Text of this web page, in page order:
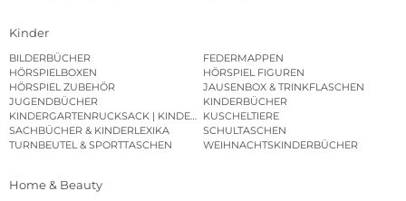
Kinder
BILDERBÜCHER
FEDERMAPPEN
HÖRSPIELBOXEN
HÖRSPIEL FIGUREN
HÖRSPIEL ZUBEHÖR
JAUSENBOX & TRINKFLASCHEN
JUGENDBÜCHER
KINDERBÜCHER
KINDERGARTENRUCKSACK | KINDERGARTENBEUTEL
KUSCHELTIERE
SACHBÜCHER & KINDERLEXIKA
SCHULTASCHEN
TURNBEUTEL & SPORTTASCHEN
WEIHNACHTSKINDERBÜCHER
Home & Beauty